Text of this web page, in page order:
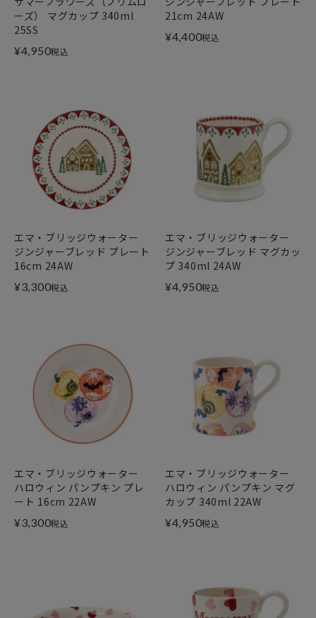
ーズ） マグカップ 340ml
25SS
¥4,950税込
21cm 24AW
¥4,400税込
エマ・ブリッジウォーター
ジンジャーブレッド プレート
16cm 24AW
¥3,300税込
エマ・ブリッジウォーター
ジンジャーブレッド マグカッ
プ 340ml 24AW
¥4,950税込
エマ・ブリッジウォーター
ハロウィン パンプキン プレ
ート 16cm 22AW
¥3,300税込
エマ・ブリッジウォーター
ハロウィン パンプキン マグ
カップ 340ml 22AW
¥4,950税込